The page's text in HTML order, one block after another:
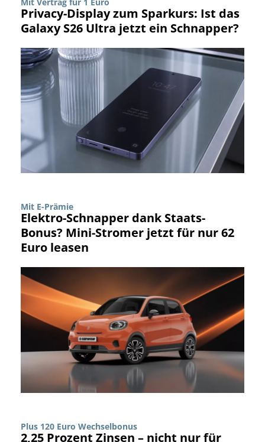
Privacy-Display zum Sparkurs: Ist das
Galaxy S26 Ultra jetzt ein Schnapper?
Mit E-Prämie
Elektro-Schnapper dank Staats-
Bonus? Mini-Stromer jetzt für nur 62
Euro leasen
Plus 120 Euro Wechselbonus
2,25 Prozent Zinsen – nicht nur für